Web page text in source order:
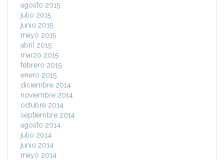
agosto 2015
julio 2015
junio 2015
mayo 2015
abril 2015
marzo 2015
febrero 2015
enero 2015
diciembre 2014
noviembre 2014
octubre 2014
septiembre 2014
agosto 2014
julio 2014
junio 2014
mayo 2014